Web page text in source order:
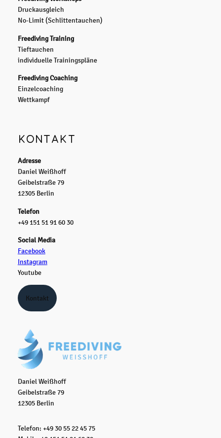
Druckausgleich
No-Limit (Schlittentauchen)
Freediving Training
Tieftauchen
individuelle Trainingspläne
Freediving Coaching
Einzelcoaching
Wettkampf
KONTAKT
Adresse
Daniel Weißhoff
Geibelstraße 79
12305 Berlin
Telefon
+49 151 51 91 60 30
Social Media
Facebook
Instagram
Youtube
Kontakt
Daniel Weißhoff
Geibelstraße 79
12305 Berlin
Telefon: +49 30 55 22 45 75